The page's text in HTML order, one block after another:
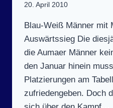
20. April 2010
Blau-Weiß Männer mit
Auswärtssieg Die
die Aumaer Männer
den Januar hinein
Platzierungen am
zufriedengeben. Doch